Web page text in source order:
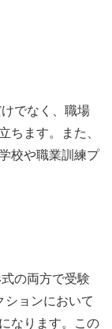
でなく、職場
ちます。また、
校や職業訓練プ
の両方で受験
ションにおいて
なります。この